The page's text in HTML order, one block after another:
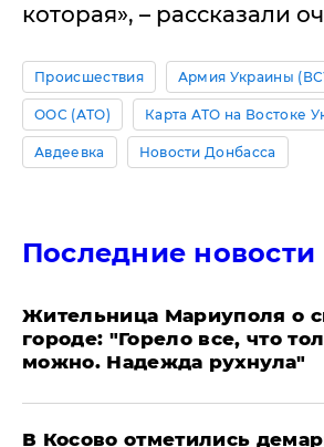
которая», – рассказали
Происшествия Армия Украины
ООС (АТО) Карта АТО на Востоке
Авдеевка Новости Донбасса
Последние новости
Жительница Мариуполя о
городе: "Горело все, что
можно. Надежда рухнула"
В Косово отметились